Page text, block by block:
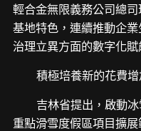
輕合金無限義務公司總
基地特色，連續推動企
治理立異方面的數字化賦
積極培養新的花費
吉林省提出，啟動
重點滑雪度假區項目擴